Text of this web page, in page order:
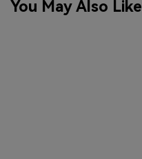
You May Also Like